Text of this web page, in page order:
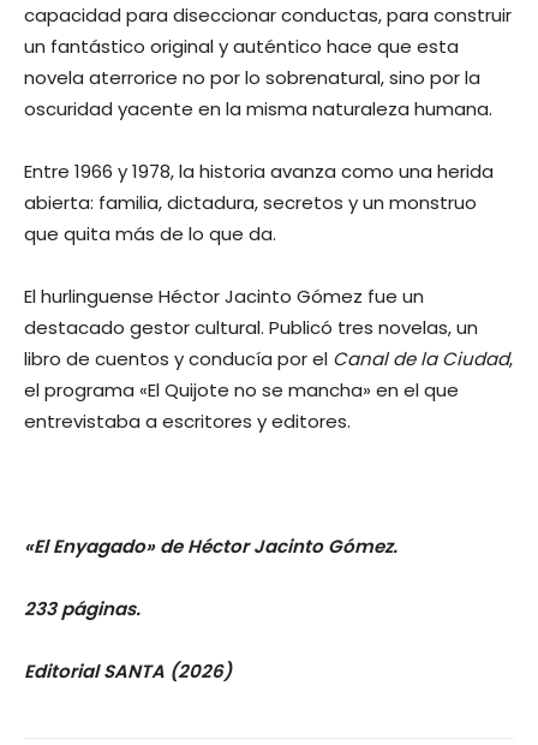
capacidad para diseccionar conductas, para construir
un fantástico original y auténtico hace que esta
novela aterrorice no por lo sobrenatural, sino por la
oscuridad yacente en la misma naturaleza humana.
Entre 1966 y 1978, la historia avanza como una herida
abierta: familia, dictadura, secretos y un monstruo
que quita más de lo que da.
El hurlinguense Héctor Jacinto Gómez fue un
destacado gestor cultural. Publicó tres novelas, un
libro de cuentos y conducía por el Canal de la Ciudad,
el programa «El Quijote no se mancha» en el que
entrevistaba a escritores y editores.
«El Enyagado» de Héctor Jacinto Gómez.
233 páginas.
Editorial SANTA (2026)